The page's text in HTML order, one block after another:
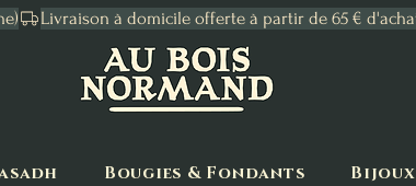
Bougies & Fondants Bijoux